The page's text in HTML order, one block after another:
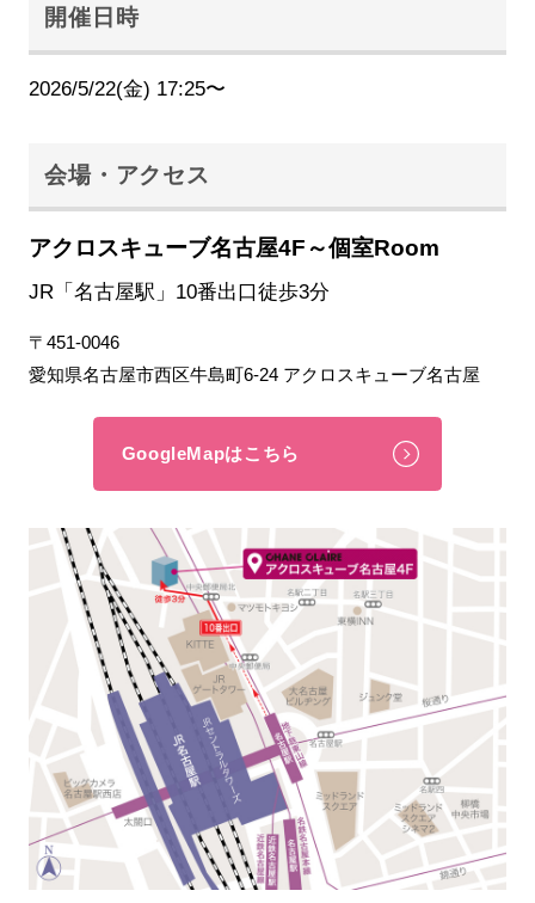
開催日時
2026/5/22(金) 17:25〜
会場・アクセス
アクロスキューブ名古屋4F～個室Room
JR「名古屋駅」10番出口徒歩3分
〒451-0046
愛知県名古屋市西区牛島町6-24 アクロスキューブ名古屋
GoogleMapはこちら